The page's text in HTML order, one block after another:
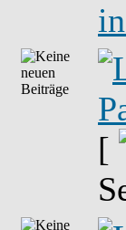
[